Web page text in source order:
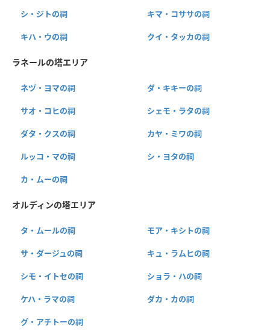
シ・ジトの祠 キマ・コササの祠
キハ・ウの祠 クイ・タッカの祠
ラネールの塔エリア
ネヅ・ヨマの祠 ダ・キキーの祠
サオ・コヒの祠 シェモ・ラタの祠
ダタ・クスの祠 カヤ・ミワの祠
ルッコ・マの祠 シ・ヨタの祠
カ・ムーの祠
オルディンの塔エリア
タ・ムールの祠 モア・キシトの祠
サ・ダージュの祠 キュ・ラムヒの祠
シモ・イトセの祠 ショラ・ハの祠
ケハ・ラマの祠 ダカ・カの祠
グ・アチトーの祠